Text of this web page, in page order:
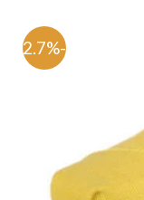
-62.7%